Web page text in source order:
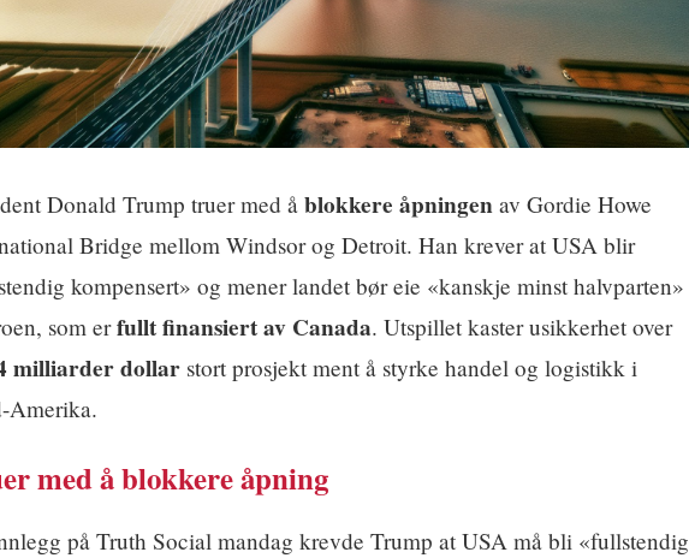
Donald Trump truer med å blokkere åpningen av Gordie Howe
Bridge mellom Windsor og Detroit. Han krever at USA blir
kompensert» og mener landet bør eie «kanskje minst halvparten»
som erfullt finansiert av Canada. Utspillet kaster usikkerhet over
milliarder dollar stort prosjekt ment å styrke handel og logistikk i
Amerika.
med å blokkere åpning
på Truth Social mandag krevde Trump at USA må bli «fullstendig